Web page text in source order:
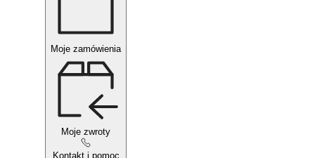
Moje zamówienia
Moje zwroty
Kontakt i pomoc